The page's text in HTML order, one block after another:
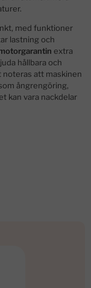
med funktioner
lastning och
extra
hållbara och
noteras att maskinen
ångrengöring,
kan vara nackdelar